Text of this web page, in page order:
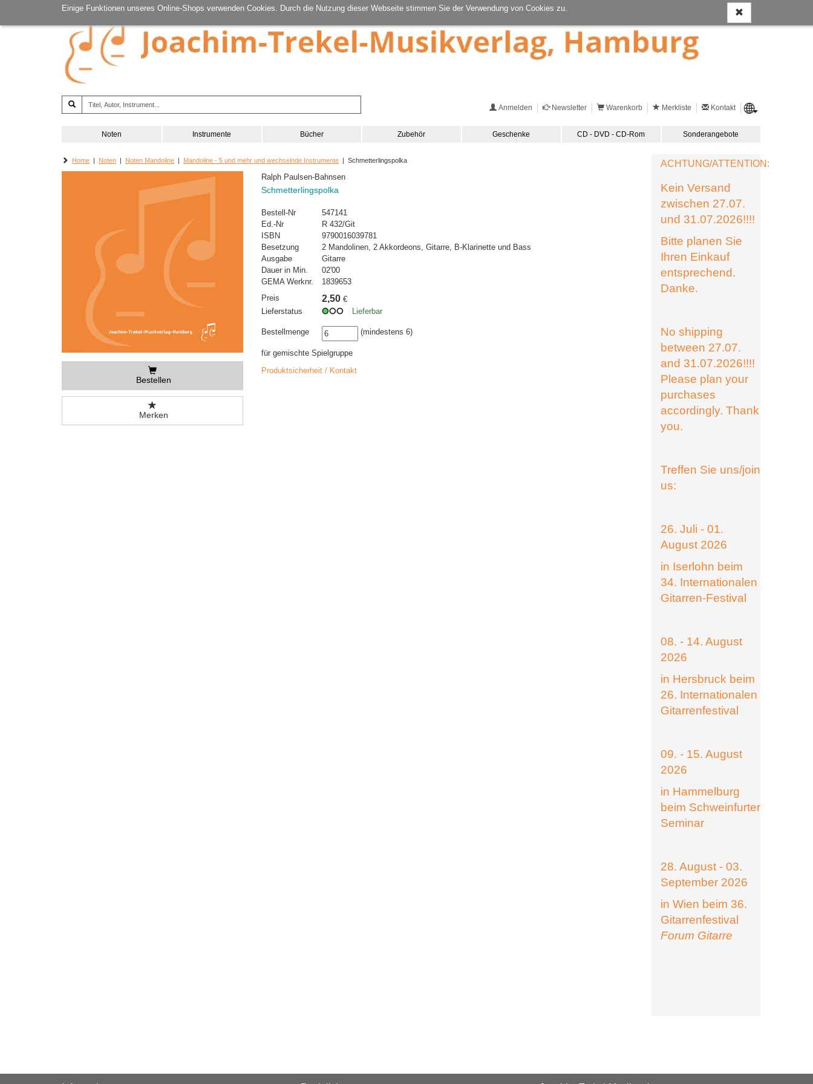
Einige Funktionen unseres Online-Shops verwenden Cookies. Durch die Nutzung dieser Webseite stimmen Sie der Verwendung von Cookies zu.
Anmelden Newsletter Warenkorb Merkliste Kontakt
Noten Instrumente Bücher Zubehör Geschenke CD - DVD - CD-Rom Sonderangebote
Home | Noten | Noten Mandoline | Mandoline - 5 und mehr und wechselnde Instrumente | Schmetterlingspolka
Bestellen
Merken
Ralph Paulsen-Bahnsen
Schmetterlingspolka
Bestell-Nr
547141
Ed.-Nr
R 432/Git
ISBN
9790016039781
Besetzung
2 Mandolinen, 2 Akkordeons, Gitarre, B-Klarinette und Bass
Ausgabe
Gitarre
Dauer in Min.
02'00
GEMA Werknr.
1839653
Preis
2,50 €
Lieferstatus
Lieferbar
Bestellmenge (mindestens 6)
für gemischte Spielgruppe
Produktsicherheit / Kontakt
ACHTUNG/ATTENTION:
Kein Versand
zwischen 27.07.
und 31.07.2026!!!!
Bitte planen Sie
Ihren Einkauf
entsprechend.
Danke.
No shipping
between 27.07.
and 31.07.2026!!!!
Please plan your
purchases
accordingly. Thank
you.
Treffen Sie uns/join
us:
26. Juli - 01.
August 2026
in Iserlohn beim
34. Internationalen
Gitarren-Festival
08. - 14. August
2026
in Hersbruck beim
26. Internationalen
Gitarrenfestival
09. - 15. August
2026
in Hammelburg
beim Schweinfurter
Seminar
28. August - 03.
September 2026
in Wien beim 36.
Gitarrenfestival
Forum Gitarre